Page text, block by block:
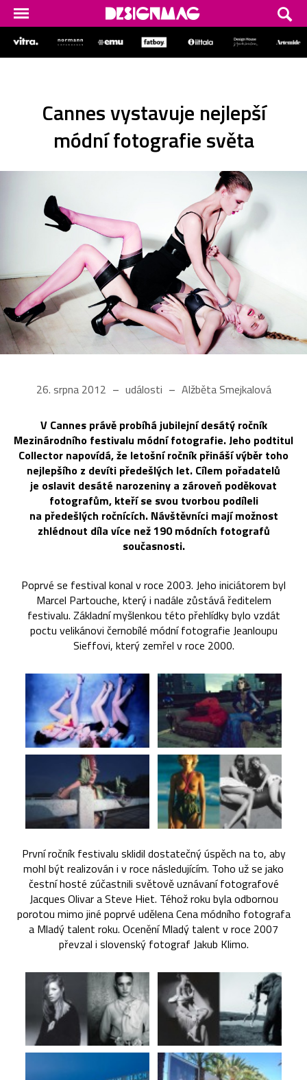
Cannes vystavuje nejlepší
módní fotografie světa
26. srpna 2012 události Alžběta Smejkalová
V Cannes právě probíhá jubilejní desátý ročník
Mezinárodního festivalu módní fotografie. Jeho podtitul
Collector napovídá, že letošní ročník přináší výběr toho
nejlepšího z devíti předešlých let. Cílem pořadatelů
je oslavit desáté narozeniny a zároveň poděkovat
fotografům, kteří se svou tvorbou podíleli
na předešlých ročnících. Návštěvníci mají možnost
zhlédnout díla více než 190 módních fotografů
současnosti.
Poprvé se festival konal v roce 2003. Jeho iniciátorem byl
Marcel Partouche, který i nadále zůstává ředitelem
festivalu. Základní myšlenkou této přehlídky bylo vzdát
poctu velikánovi černobílé módní fotografie Jeanloupu
Sieffovi, který zemřel v roce 2000.
První ročník festivalu sklidil dostatečný úspěch na to, aby
mohl být realizován i v roce následujícím. Toho už se jako
čestní hosté zúčastnili světově uznávaní fotografové
Jacques Olivar a Steve Hiet. Téhož roku byla odbornou
porotou mimo jiné poprvé udělena Cena módního fotografa
a Mladý talent roku. Ocenění Mladý talent v roce 2007
převzal i slovenský fotograf Jakub Klimo.